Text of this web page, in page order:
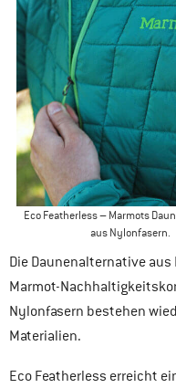
Eco Featherless – Marmots
aus Nylonfasern.
Die Daunenalternative aus
Marmot-
Nylonfasern bestehen
Materialien.
Eco Featherless erreicht